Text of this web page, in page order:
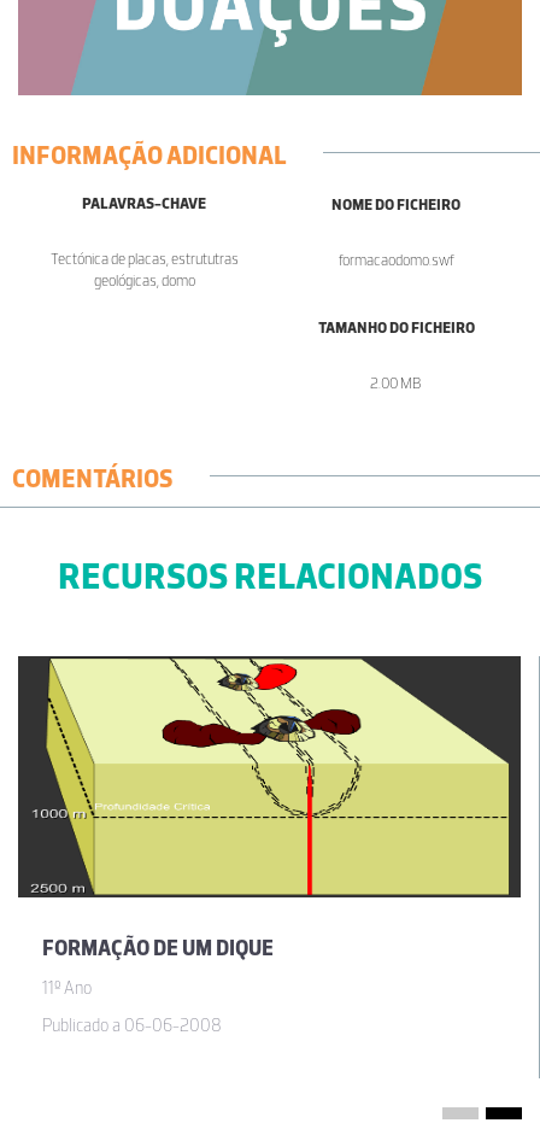
INFORMAÇÃO ADICIONAL
PALAVRAS-CHAVE
Tectónica de placas, estrututras
geológicas, domo
NOME DO FICHEIRO
formacaodomo.swf
TAMANHO DO FICHEIRO
2.00 MB
COMENTÁRIOS
RECURSOS RELACIONADOS
FORMAÇÃO DE UM DIQUE
11º Ano
Publicado a 06-06-2008